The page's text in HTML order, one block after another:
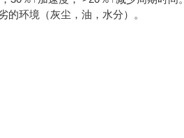
的环境（灰尘，油，水分）。